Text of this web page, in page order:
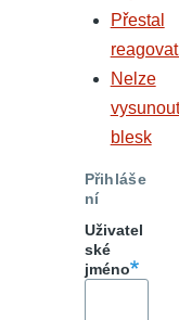
Přestal
Nelze
vysunout
blesk
Přihláše
ní
Uživatel
ské
jméno